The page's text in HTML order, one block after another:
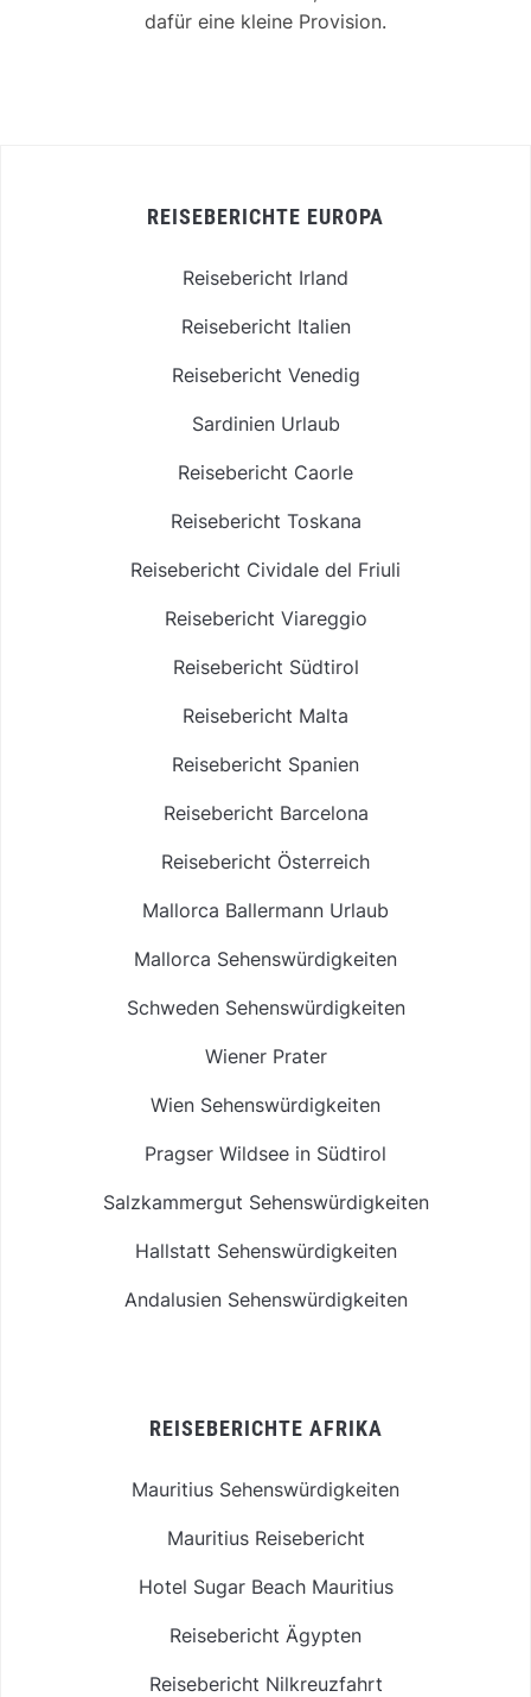
dafür eine kleine Provision.
REISEBERICHTE EUROPA
Reisebericht Irland
Reisebericht Italien
Reisebericht Venedig
Sardinien Urlaub
Reisebericht Caorle
Reisebericht Toskana
Reisebericht Cividale del Friuli
Reisebericht Viareggio
Reisebericht Südtirol
Reisebericht Malta
Reisebericht Spanien
Reisebericht Barcelona
Reisebericht Österreich
Mallorca Ballermann Urlaub
Mallorca Sehenswürdigkeiten
Schweden Sehenswürdigkeiten
Wiener Prater
Wien Sehenswürdigkeiten
Pragser Wildsee in Südtirol
Salzkammergut Sehenswürdigkeiten
Hallstatt Sehenswürdigkeiten
Andalusien Sehenswürdigkeiten
REISEBERICHTE AFRIKA
Mauritius Sehenswürdigkeiten
Mauritius Reisebericht
Hotel Sugar Beach Mauritius
Reisebericht Ägypten
Reisebericht Nilkreuzfahrt